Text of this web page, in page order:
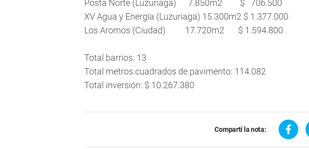
Posta Norte (Luzuriaga) 7.850m2 $ 706.500
XV Agua y Energía (Luzuriaga) 15.300m2 $ 1.377.000
Los Aromos (Ciudad) 17.720m2 $ 1.594.800
Total barrios: 13
Total metros cuadrados de pavimento: 114.082
Total inversión: $ 10.267.380
Compartí la nota: